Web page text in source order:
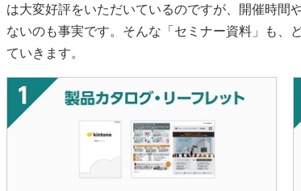
は大変好評をいただいているのですが、開催時間
ないのも事実です。そんな「セミナー資料」も、
ていきます。